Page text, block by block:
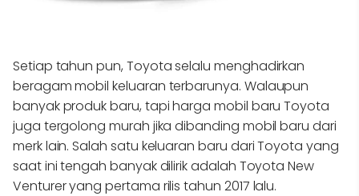
Setiap tahun pun, Toyota selalu menghadirkan
beragam mobil keluaran terbarunya. Walaupun
banyak produk baru, tapi harga mobil baru Toyota
juga tergolong murah jika dibanding mobil baru dari
merk lain. Salah satu keluaran baru dari Toyota yang
saat ini tengah banyak dilirik adalah Toyota New
Venturer yang pertama rilis tahun 2017 lalu.